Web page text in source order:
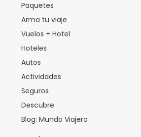
Paquetes
Arma tu viaje
Vuelos + Hotel
Hoteles
Autos
Actividades
Seguros
Descubre
Blog: Mundo Viajero